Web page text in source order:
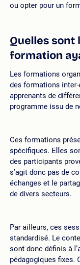
ou opter pour un
Quelles sont
formation
Les formations
des formations
apprenants de
programme issu de
Ces formations
spécifiques. Elles
des participants
s’agit donc pas de
échanges et le
de divers secteurs.
Par ailleurs, ces
standardisé. Le
sont donc définis à
pédagogiques fixes.